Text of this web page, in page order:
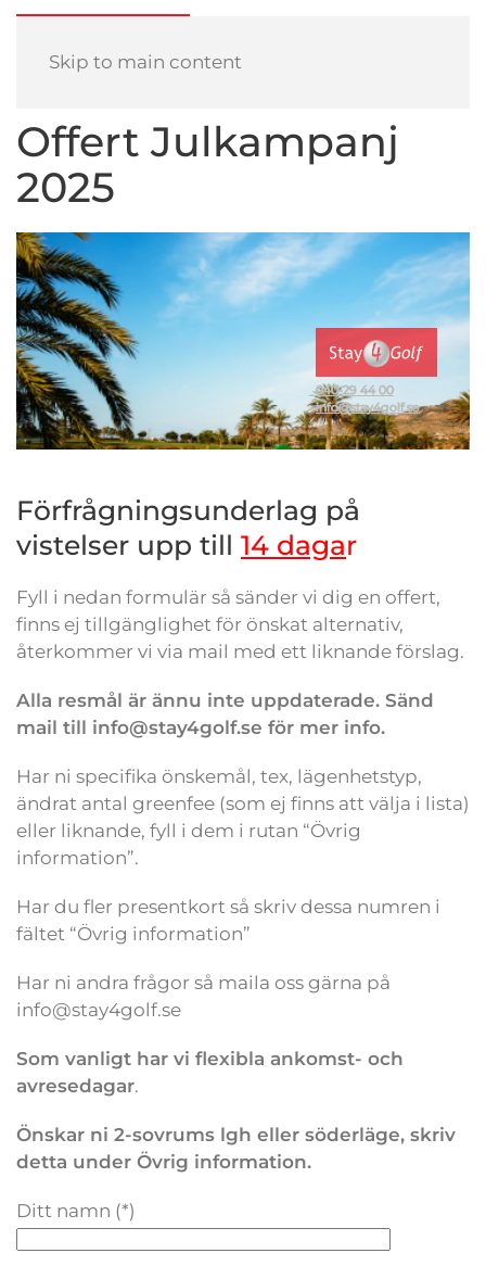
Skip to main content
Offert Julkampanj
2025
040-29 44 00
info@stay4golf.se
Förfrågningsunderlag på
vistelser upp till 14 dagar
Fyll i nedan formulär så sänder vi dig en offert,
finns ej tillgänglighet för önskat alternativ,
återkommer vi via mail med ett liknande förslag.
Alla resmål är ännu inte uppdaterade. Sänd
mail till info@stay4golf.se för mer info.
Har ni specifika önskemål, tex, lägenhetstyp,
ändrat antal greenfee (som ej finns att välja i lista)
eller liknande, fyll i dem i rutan “Övrig
information”.
Har du fler presentkort så skriv dessa numren i
fältet “Övrig information”
Har ni andra frågor så maila oss gärna på
info@stay4golf.se
Som vanligt har vi flexibla ankomst- och
avresedagar.
Önskar ni 2-sovrums lgh eller söderläge, skriv
detta under Övrig information.
Ditt namn (*)